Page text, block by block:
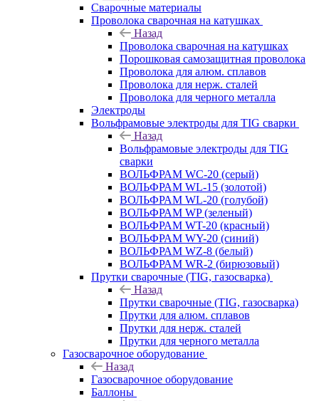
Сварочные материалы
Проволока сварочная на катушках
Назад
Проволока сварочная на катушках
Порошковая самозащитная проволока
Проволока для алюм. сплавов
Проволока для нерж. сталей
Проволока для черного металла
Электроды
Вольфрамовые электроды для TIG сварки
Назад
Вольфрамовые электроды для TIG
сварки
ВОЛЬФРАМ WC-20 (серый)
ВОЛЬФРАМ WL-15 (золотой)
ВОЛЬФРАМ WL-20 (голубой)
ВОЛЬФРАМ WP (зеленый)
ВОЛЬФРАМ WT-20 (красный)
ВОЛЬФРАМ WY-20 (синий)
ВОЛЬФРАМ WZ-8 (белый)
ВОЛЬФРАМ WR-2 (бирюзовый)
Прутки сварочные (TIG, газосварка)
Назад
Прутки сварочные (TIG, газосварка)
Прутки для алюм. сплавов
Прутки для нерж. сталей
Прутки для черного металла
Газосварочное оборудование
Назад
Газосварочное оборудование
Баллоны